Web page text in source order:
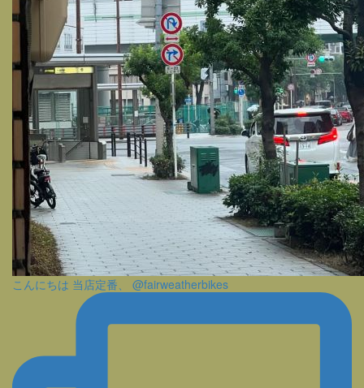
こんにちは 当店定番、 @fairweatherbikes